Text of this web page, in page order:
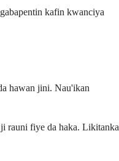
kafin kwanciya
hawan jini. Nau'ikan
rauni fiye da haka. Likitanka